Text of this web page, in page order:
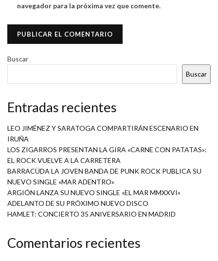
navegador para la próxima vez que comente.
Buscar
Buscar
Entradas recientes
LEO JIMÉNEZ Y SARATOGA COMPARTIRÁN ESCENARIO EN
IRUÑA
LOS ZIGARROS PRESENTAN LA GIRA «CARNE CON PATATAS»:
EL ROCK VUELVE A LA CARRETERA
BARRACÜDA LA JOVEN BANDA DE PUNK ROCK PUBLICA SU
NUEVO SINGLE «MAR ADENTRO»
ARGIÓN LANZA SU NUEVO SINGLE «EL MAR MMXXVI»
ADELANTO DE SU PRÓXIMO NUEVO DISCO
HAMLET: CONCIERTO 35 ANIVERSARIO EN MADRID
Comentarios recientes